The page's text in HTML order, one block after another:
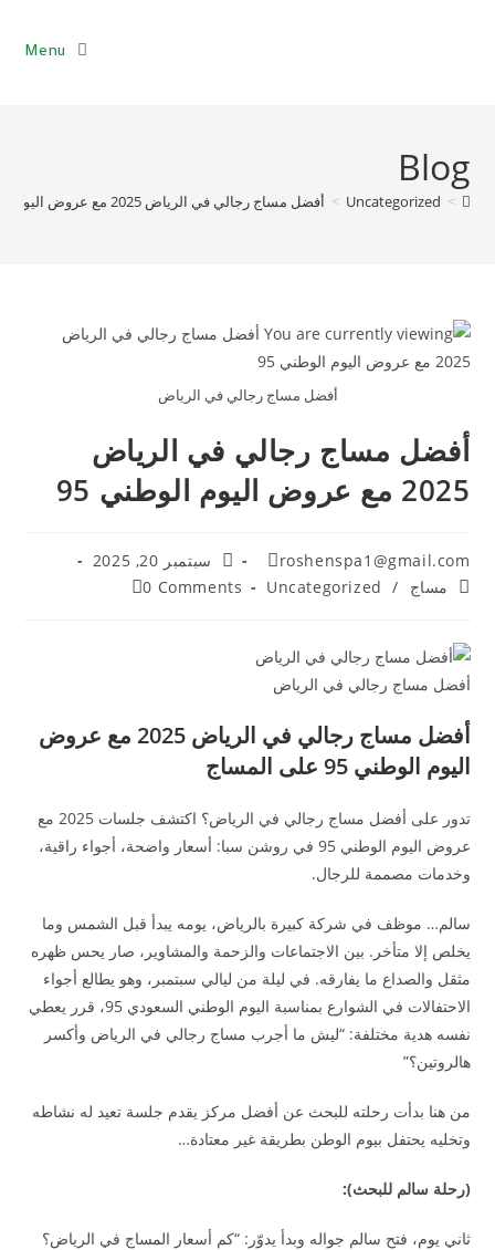
Menu
Blog
>
Uncategorized
> أفضل مساج رجالي في الرياض 2025 مع عروض اليوم الوطني 95
أفضل مساج رجالي في الرياض
أفضل مساج رجالي في الرياض
2025 مع عروض اليوم الوطني 95
roshenspa1@gmail.com
سبتمبر 20, 2025
مساج
/
Uncategorized
0 Comments
أفضل مساج رجالي في الرياض
أفضل مساج رجالي في الرياض 2025 مع عروض
اليوم الوطني 95 على المساج
تدور على أفضل مساج رجالي في الرياض؟ اكتشف جلسات 2025 مع
عروض اليوم الوطني 95 في روشن سبا: أسعار واضحة، أجواء راقية،
وخدمات مصممة للرجال.
سالم… موظف في شركة كبيرة بالرياض، يومه يبدأ قبل الشمس وما
يخلص إلا متأخر. بين الاجتماعات والزحمة والمشاوير، صار يحس ظهره
مثقل والصداع ما يفارقه. في ليلة من ليالي سبتمبر، وهو يطالع أجواء
الاحتفالات في الشوارع بمناسبة اليوم الوطني السعودي 95، قرر يعطي
نفسه هدية مختلفة: “ليش ما أجرب مساج رجالي في الرياض وأكسر
هالروتين؟”
من هنا بدأت رحلته للبحث عن أفضل مركز يقدم جلسة تعيد له نشاطه
وتخليه يحتفل بيوم الوطن بطريقة غير معتادة…
(رحلة سالم للبحث):
ثاني يوم، فتح سالم جواله وبدأ يدوّر: “كم أسعار المساج في الرياض؟